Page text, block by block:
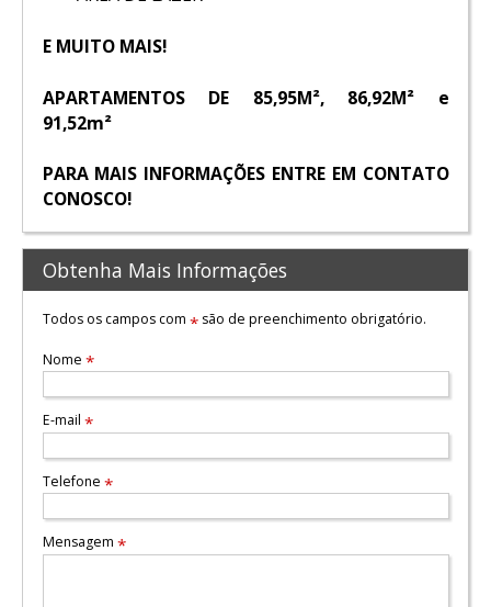
E MUITO MAIS!
APARTAMENTOS DE 85,95M², 86,92M² e
91,52m²
PARA MAIS INFORMAÇÕES ENTRE EM CONTATO
CONOSCO!
Obtenha Mais Informações
Todos os campos com *são de preenchimento obrigatório.
Nome *
E-mail *
Telefone *
Mensagem *